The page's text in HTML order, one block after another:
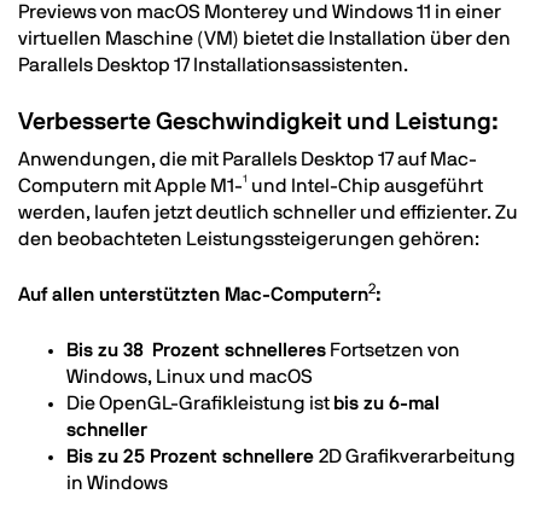
Previews von macOS Monterey und Windows 11 in einer
virtuellen Maschine (VM) bietet die Installation über den
Parallels Desktop 17 Installationsassistenten.
Verbesserte Geschwindigkeit und Leistung:
Anwendungen, die mit Parallels Desktop 17 auf Mac-
Computern mit Apple M1-¹ und Intel-Chip ausgeführt
werden, laufen jetzt deutlich schneller und effizienter. Zu
den beobachteten Leistungssteigerungen gehören:
Auf allen unterstützten Mac-Computern2:
Bis zu 38 Prozent schnelleres Fortsetzen von
Windows, Linux und macOS
Die OpenGL-Grafikleistung ist bis zu 6-mal
schneller
Bis zu 25 Prozent schnellere 2D Grafikverarbeitung
in Windows